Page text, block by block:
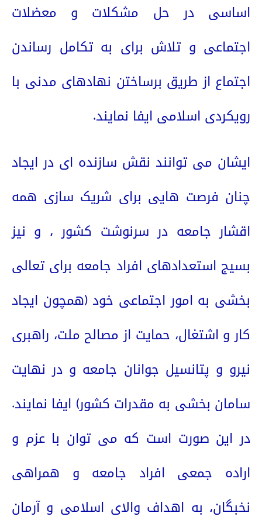
اساسی در حل مشکلات و معضلات
اجتماعی و تلاش برای به تکامل رساندن
اجتماع از طریق برساختن نهادهای مدنی با
رویکردی اسلامی ایفا نمایند.
ایشان می توانند نقش سازنده ای در ایجاد
چنان فرصت هایی برای شریک سازی همه
اقشار جامعه در سرنوشت کشور ، و نیز
بسیج استعدادهای افراد جامعه برای تعالی
بخشی به امور اجتماعی خود (همچون ایجاد
کار و اشتغال، حمایت از مصالح ملت، راهبری
نیرو و پتانسیل جوانان جامعه و در نهایت
سامان بخشی به مقدرات کشور) ایفا نمایند.
در این صورت است که می توان با عزم و
اراده جمعی افراد جامعه و همراهی
نخبگان، به اهداف والای اسلامی و آرمان